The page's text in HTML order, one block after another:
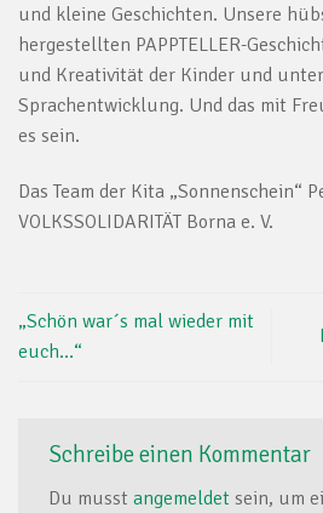
und kleine Geschichten. Unsere
hergestellten PAPPTELLER-
und Kreativität der Kinder und
Sprachentwicklung. Und das mit
es sein.
Das Team der Kita „Sonnenschein“
VOLKSSOLIDARITÄT Borna e. V.
„Schön war´s mal wieder mit
euch…“
Schreibe einen Kommentar
Du musst angemeldet sein, um